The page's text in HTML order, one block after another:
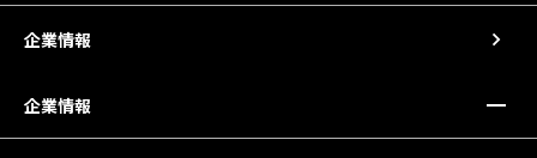
企業情報
企業情報